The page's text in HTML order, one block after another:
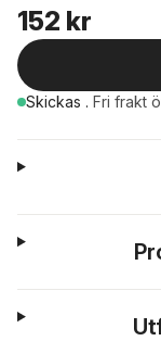
152 kr
Skickas . Fri frakt